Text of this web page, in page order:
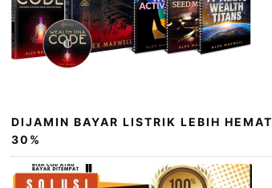
DIJAMIN BAYAR LISTRIK LEBIH HEMAT
30%